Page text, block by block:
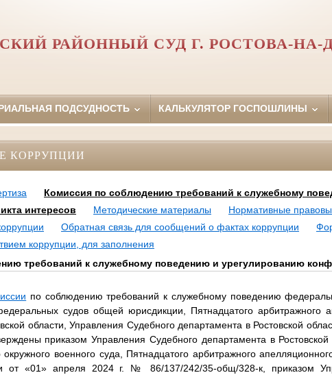
РАЙОННЫЙ СУД Г. РОСТОВА-НА-
ПОДСУДНОСТЬ КАЛЬКУЛЯТОР ГОСПОШЛИНЫ
КОРРУПЦИИ
Комиссия по соблюдению требований к служебному
интересов
Методические материалы
Нормативные
Обратная связь для сообщений о фактах коррупции
коррупции, для заполнения
требований к служебному поведению и урегулированию
по соблюдению требований к служебному поведению
судов общей юрисдикции, Пятнадцатого арбитражного
области, Управления Судебного департамента в Ростовской
приказом Управления Судебного департамента в Ростовской
военного суда, Пятнадцатого арбитражного
от «01» апреля 2024 г. № 86/137/242/35-общ/328-к, приказом